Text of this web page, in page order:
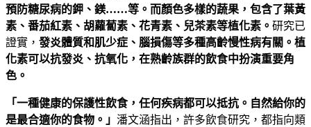
預防糖尿病的鉀、鎂……等。而顏色多樣的蔬果，包含了葉黃
素、番茄紅素、胡蘿蔔素、花青素、兒茶素等植化素。 研究已
證實， 發炎體質和肌少症、腦損傷等多種高齡慢性病有關。植
化素可以抗發炎、抗氧化，在熟齡族群的飲食中扮演重要角
色。
「一種健康的保護性飲食，任何疾病都可以抵抗。自然給你的
是最合適你的食物。」 潘文涵指出，許多飲食研究，都指向類